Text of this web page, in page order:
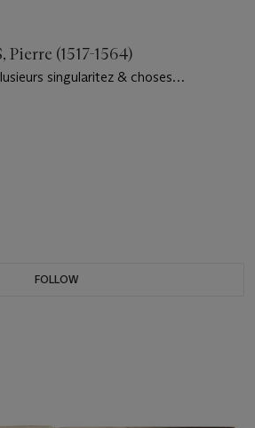
(1517-1564)
singularitez & choses
redigées en trois livres. Paris: Benoît
et Guillaume Cavellat, 1555
FOLLOW